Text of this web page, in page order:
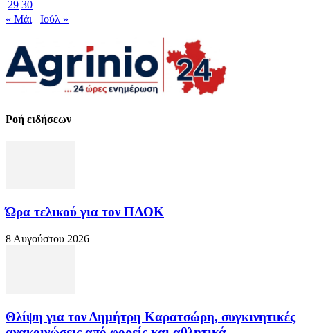
29 30
« Μάι
Ιούλ »
Ροή ειδήσεων
Ώρα τελικού για τον ΠΑΟΚ
8 Αυγούστου 2026
Θλίψη για τον Δημήτρη Καρατσώρη, συγκινητικές